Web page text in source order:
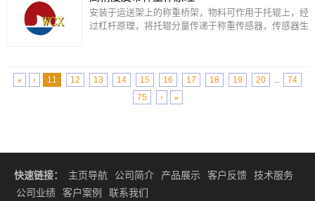
安装于运送架上的称重桥架，物料可作用于托辊上，经
过杠杆原理，将托辊分量传递于称重传感器，传感器生
« ‹ 11 12 13 14 15 16 17 18 19 20 ...
74
75
› »
快速链接： 主页导航 公司简介 产品展示 客户反馈
技术服务
公司业绩
客户案例 联系我们